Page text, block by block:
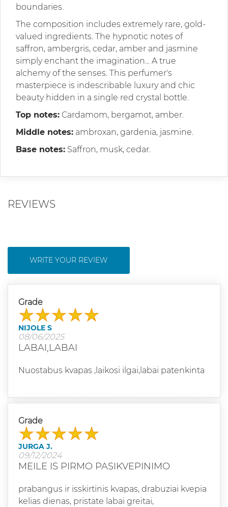
boundaries.
The composition includes extremely rare, gold-
valued ingredients. The hypnotic notes of
saffron, ambergris, cedar, amber and jasmine
simply enchant the imagination... A true
alchemy of the senses. This perfumer's
masterpiece is indescribable luxury and chic
beauty hidden in a single red crystal bottle.
Top notes: Cardamom, bergamot, amber.
Middle notes: ambroxan, gardenia, jasmine.
Base notes: Saffron, musk, cedar.
REVIEWS
WRITE YOUR REVIEW
Grade
NIJOLE S
08/06/2025
LABAI,LABAI
Nuostabus kvapas ,laikosi ilgai,labai patenkinta
Grade
JURGA J.
09/12/2024
MEILE IS PIRMO PASIKVEPINIMO
prabangus ir isskirtinis kvapas, drabuziai kvepia
kelias dienas, pristate labai greitai,